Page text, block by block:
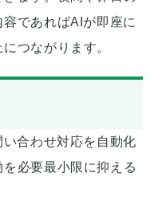
であればAIが即座に
つながります。
合わせ対応を自動化
必要最小限に抑える